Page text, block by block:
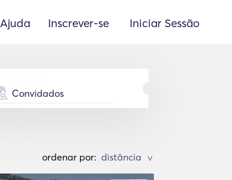
Ajuda Inscrever-se Iniciar Sessão
Convidados
ordenar por: >